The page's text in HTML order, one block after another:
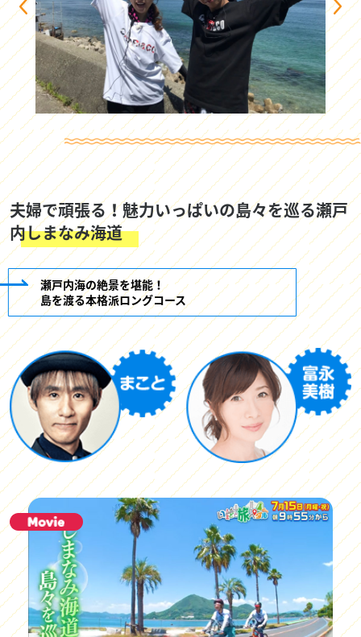
夫婦で頑張る！魅力いっぱいの島々を巡る瀬戸
内しまなみ海道
瀬戸内海の絶景を堪能！
島を渡る本格派ロングコース